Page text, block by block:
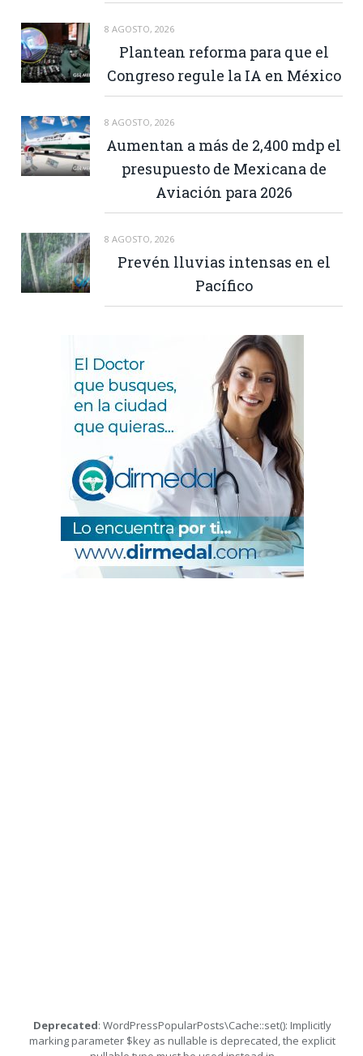
8 AGOSTO, 2026
Plantean reforma para que el
Congreso regule la IA en México
8 AGOSTO, 2026
Aumentan a más de 2,400 mdp el
presupuesto de Mexicana de
Aviación para 2026
8 AGOSTO, 2026
Prevén lluvias intensas en el
Pacífico
Deprecated: WordPressPopularPosts\Cache::set(): Implicitly
marking parameter $key as nullable is deprecated, the explicit